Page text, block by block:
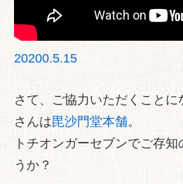
20200.5.15
さて、ご協力いただくことに
さんは毘沙門堂本舗。
トチオンガーセブンでご存
うか？